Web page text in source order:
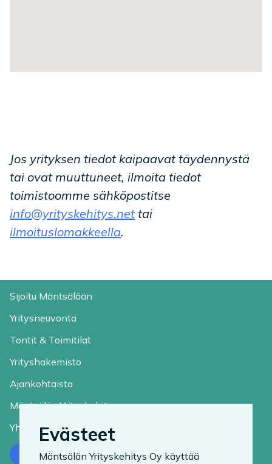
Jos yrityksen tiedot kaipaavat täydennystä
tai ovat muuttuneet, ilmoita tiedot
toimistoomme sähköpostitse
info@yrityskehitys.nettai
ilmoituslomakkeella.
Sijoitu Mäntsälään
Yritysneuvonta
Tontit & Toimitilat
Yrityshakemisto
Ajankohtaista
Mäntsälän Yrityskehitys
Yhteystiedot
Ota yhteyttä
Evästeet
Mäntsälän Yrityskehitys Oy käyttää